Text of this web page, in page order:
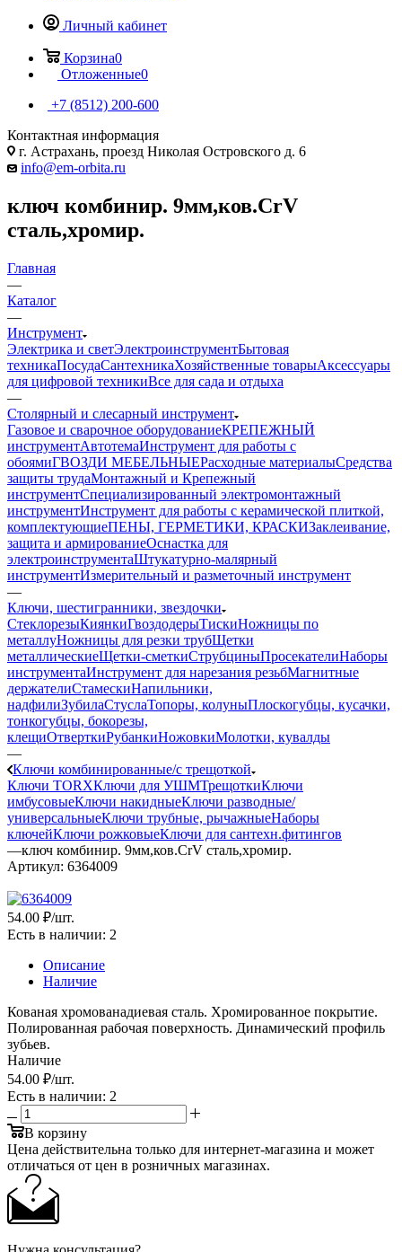
Личный кабинет
Корзина0
Отложенные0
+7 (8512) 200-600
Контактная информация
г. Астрахань, проезд Николая Островского д. 6
info@em-orbita.ru
ключ комбинир. 9мм,ков.CrV
сталь,хромир.
Главная
—
Каталог
—
Инструмент
Электрика и светЭлектроинструментБытовая
техникаПосудаСантехникаХозяйственные товарыАксессуары
для цифровой техникиВсе для сада и отдыха
—
Столярный и слесарный инструмент
Газовое и сварочное оборудованиеКРЕПЕЖНЫЙ
инструментАвтотемаИнструмент для работы с
обоямиГВОЗДИ МЕБЕЛЬНЫЕРасходные материалыСредства
защиты трудаМонтажный и Крепежный
инструментСпециализированный электромонтажный
инструментИнструмент для работы с керамической плиткой,
комплектующиеПЕНЫ, ГЕРМЕТИКИ, КРАСКИЗаклеивание,
защита и армированиеОснастка для
электроинструментаШтукатурно-малярный
инструментИзмерительный и разметочный инструмент
—
Ключи, шестигранники, звездочки
СтеклорезыКиянкиГвоздодерыТискиНожницы по
металлуНожницы для резки трубЩетки
металлическиеЩетки-сметкиСтрубциныПросекателиНаборы
инструментаИнструмент для нарезания резьбМагнитные
держателиСтамескиНапильники,
надфилиЗубилаСтуслаТопоры, колуныПлоскогубцы, кусачки,
тонкогубцы, бокорезы,
клещиОтверткиРубанкиНожовкиМолотки, кувалды
—
Ключи комбинированные/с трещоткой
Ключи TORXКлючи для УШМТрещоткиКлючи
имбусовыеКлючи накидныеКлючи разводные/
универсальныеКлючи трубные, рычажныеНаборы
ключейКлючи рожковыеКлючи для сантехн.фитингов
—ключ комбинир. 9мм,ков.CrV сталь,хромир.
Артикул: 6364009
54.00 ₽/шт.
Есть в наличии: 2
Описание
Наличие
Кованая хромованадиевая сталь. Хромированное покрытие.
Полированная рабочая поверхность. Динамический профиль
зубьев.
Наличие
54.00 ₽/шт.
Есть в наличии: 2
В корзину
Цена действительна только для интернет-магазина и может
отличаться от цен в розничных магазинах.